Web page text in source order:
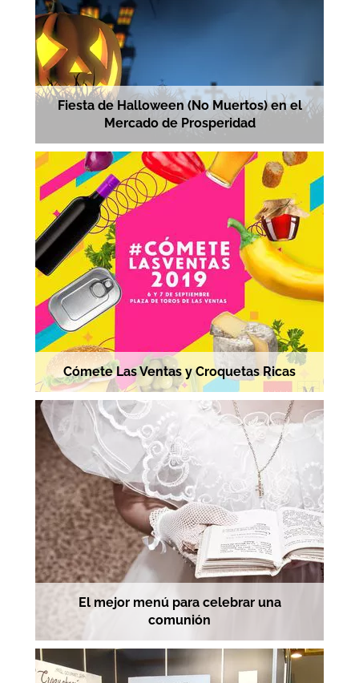
Fiesta de Halloween (No Muertos) en el
Mercado de Prosperidad
Cómete Las Ventas y Croquetas Ricas
El mejor menú para celebrar una
comunión